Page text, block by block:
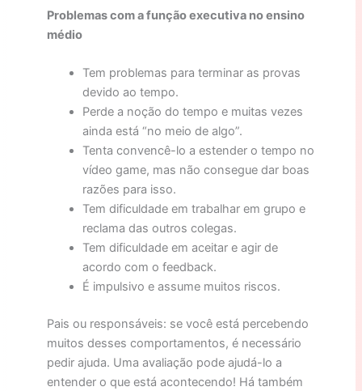
Problemas com a função executiva no ensino
médio
Tem problemas para terminar as provas
devido ao tempo.
Perde a noção do tempo e muitas vezes
ainda está “no meio de algo”.
Tenta convencê-lo a estender o tempo no
vídeo game, mas não consegue dar boas
razões para isso.
Tem dificuldade em trabalhar em grupo e
reclama das outros colegas.
Tem dificuldade em aceitar e agir de
acordo com o feedback.
É impulsivo e assume muitos riscos.
Pais ou responsáveis: se você está percebendo
muitos desses comportamentos, é necessário
pedir ajuda. Uma avaliação pode ajudá-lo a
entender o que está acontecendo! Há também